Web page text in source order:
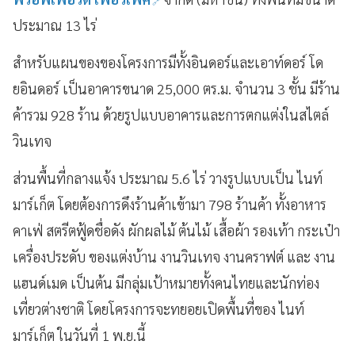
ประมาณ 13 ไร่
สำหรับแผนของของโครงการมีทั้งอินดอร์และเอาท์ดอร์ โด
ยอินดอร์ เป็นอาคารขนาด 25,000 ตร.ม. จำนวน 3 ชั้น มีร้าน
ค้ารวม 928 ร้าน ด้วยรูปแบบอาคารและการตกแต่งในสไตล์
วินเทจ
ส่วนพื้นที่กลางแจ้ง ประมาณ 5.6 ไร่ วางรูปแบบเป็น ไนท์
มาร์เก็ต โดยต้องการดึงร้านค้าเข้ามา 798 ร้านค้า ทั้งอาหาร
คาเฟ่ สตรีตฟู้ดชื่อดัง ผักผลไม้ ต้นไม้ เสื้อผ้า รองเท้า กระเป๋า
เครื่องประดับ ของแต่งบ้าน งานวินเทจ งานคราฟต์ และ งาน
แฮนด์เมด เป็นต้น มีกลุ่มเป้าหมายทั้งคนไทยและนักท่อง
เที่ยวต่างชาติ โดยโครงการจะทยอยเปิดพื้นที่ของ ไนท์
มาร์เก็ต ในวันที่ 1 พ.ย.นี้